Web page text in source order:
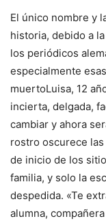
El único nombre y
historia, debido a
los periódicos
especialmente
muertoLuisa, 12
incierta, delgada,
cambiar y ahora
rostro oscurece
de inicio de los
familia, y solo la
despedida. «Te
alumna,